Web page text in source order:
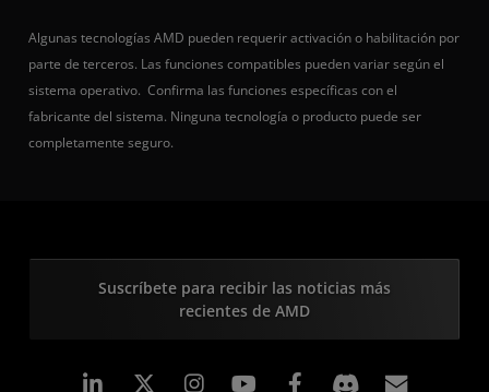
Algunas tecnologías AMD pueden requerir activación o habilitación por
parte de terceros. Las funciones compatibles pueden variar según el
sistema operativo. Confirma las funciones específicas con el
fabricante del sistema. Ninguna tecnología o producto puede ser
completamente seguro.
Suscríbete para recibir las noticias más
recientes de AMD
LinkedIn Instagram Facebook